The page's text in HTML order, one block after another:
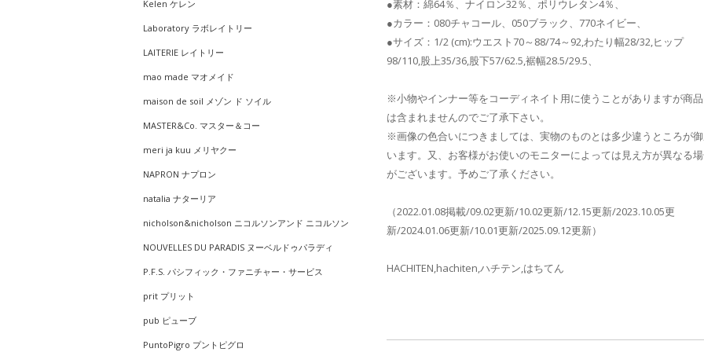
Kelen ケレン
Laboratory ラボレイトリー
LAITERIE レイトリー
mao made マオメイド
maison de soil メゾン ド ソイル
MASTER&Co. マスター＆コー
meri ja kuu メリヤクー
NAPRON ナプロン
natalia ナターリア
nicholson&nicholson ニコルソンアンド ニコルソン
NOUVELLES DU PARADIS ヌーベルドゥパラディ
P.F.S. パシフィック・ファニチャー・サービス
prit プリット
pub ピューブ
PuntoPigro プントピグロ
●素材：綿64％、ナイロン32％、ポリウレタン4％、
●カラー：080チャコール、050ブラック、770ネイビー、
●サイズ：1/2 (cm):ウエスト70～88/74～92,わたり幅28/32,ヒップ
98/110,股上35/36,股下57/62.5,裾幅28.5/29.5、
※小物やインナー等をコーディネイト用に使うことがありますが商
は含まれませんのでご了承下さい。
※画像の色合いにつきましては、実物のものとは多少違うところが
います。又、お客様がお使いのモニターによっては見え方が異なる
がございます。予めご了承ください。
（2022.01.08掲載/09.02更新/10.02更新/12.15更新/2023.10.05更
新/2024.01.06更新/10.01更新/2025.09.12更新）
HACHITEN,hachiten,ハチテン,はちてん